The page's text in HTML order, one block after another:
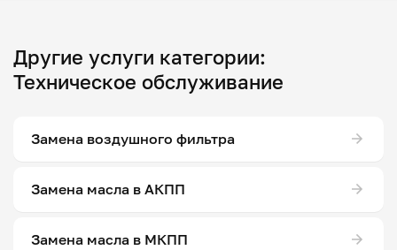
Другие услуги категории:
Техническое обслуживание
Замена воздушного фильтра
Замена масла в АКПП
Замена масла в МКПП